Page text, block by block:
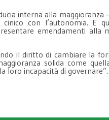
interna alla maggioranza
con l’autonomia. E
emendamenti alla
il diritto di cambiare la
solida come
loro incapacità di governare”.